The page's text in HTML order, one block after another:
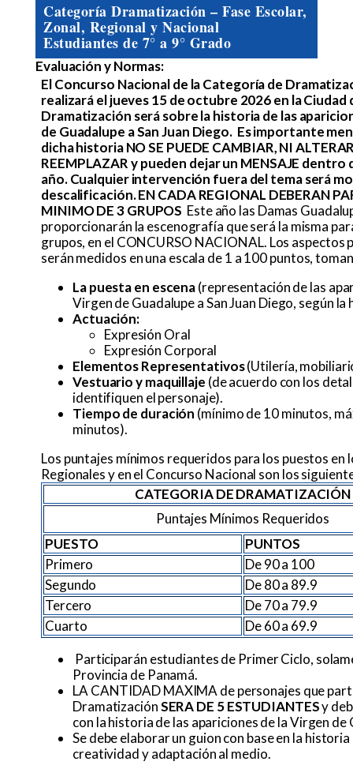
Categoría Dramatización – Fase Escolar,
Zonal, Regional y Nacional
Estudiantes de 7° a 9° Grado
Evaluación y Normas:
El Concurso Nacional de la Categoría de
realizará el jueves 15 de octubre 2026 en la Ciudad
Dramatización será sobre la historia de las
de Guadalupe a San Juan Diego. Es importante
dicha historia NO SE PUEDE CAMBIAR, NI
REEMPLAZAR y pueden dejar un MENSAJE dentro
año. Cualquier intervención fuera del tema será
descalificación.EN CADA REGIONAL DEBERAN
MINIMO DE 3 GRUPOS Este año las Damas
proporcionarán la escenografía que será la misma
grupos, en el CONCURSO NACIONAL. Los aspectos
serán medidos en una escala de 1 a 100 puntos,
La puesta en escena(representación de las
Virgen de Guadalupe a San Juan Diego, según
Actuación:
Expresión Oral
Expresión Corporal
Elementos Representativos(Utilería,
Vestuario y maquillaje (de acuerdo con los
identifiquen el personaje).
Tiempo de duración (mínimo de 10 minutos,
minutos).
Los puntajes mínimos requeridos para los puestos en
Regionales y en el Concurso Nacional son los
CATEGORIA DE DRAMATIZACIÓN
Puntajes Mínimos Requeridos
PUESTO
PUNTOS
Primero
De 90 a 100
Segundo
De 80 a 89.9
Tercero
De 70 a 79.9
Cuarto
De 60 a 69.9
Participarán estudiantes de Primer Ciclo,
Provincia de Panamá.
LA CANTIDAD MAXIMA de personajes que
DramatizaciónSERA DE 5 ESTUDIANTESy
con la historia de las apariciones de la Virgen de
Se debe elaborar un guion con base en la
creatividad y adaptación al medio.